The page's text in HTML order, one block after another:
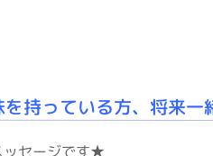
持っている方、将来
ッセージです★